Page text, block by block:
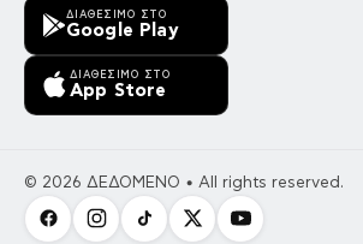
ΔΙΑΘΈΣΙΜΟ ΣΤΟ
Google Play
ΔΙΑΘΈΣΙΜΟ ΣΤΟ
App Store
© 2026 ΔΕΔΟΜΕΝΟ • All rights reserved.